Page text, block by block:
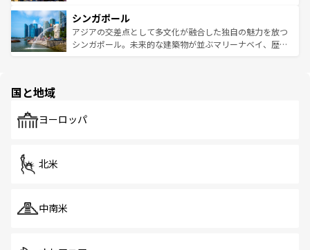
参照してほしい。
激する。気候は一年中温暖で、どの季節にも異なる楽しみ
が待っている。親しみやすいタイの人々、仏教を中心とし
た文化、そして多様な観光資源が、訪れる旅人を魅了し続
み、どこを訪れても感動するはず。観光スポットが密集し
ており、効率よく見どころを回れるのも魅力。息をのむよ
うな絶景から文化的な体験まで、香港を存分に楽しみ尽く
シンガポール
アジアの交差点として多文化が融合した独自の魅力を放つ
シンガポール。未来的な建築物が並ぶマリーナベイ、歴史
で、ホーカーズは地元の風情を楽しめる外せないスポット
国と地域
ヨーロッパ
北米
中南米